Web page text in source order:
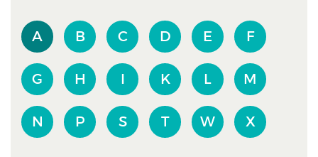
A B C D E F
G H I K L M
N P S T W X